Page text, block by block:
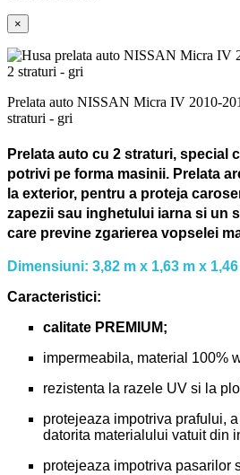
×
Prelata auto NISSAN Micra IV 2010-
straturi - gri
Prelata auto cu 2 straturi, special
potrivi pe forma masinii. Prelata
la exterior, pentru a proteja
zapezii sau inghetului iarna si un
care previne zgarierea vopselei
Dimensiuni: 3,82 m x 1,63 m x
Caracteristici:
calitate PREMIUM;
impermeabila, material 100%
rezistenta la razele UV si la
protejeaza impotriva prafului,
datorita materialului vatuit din
protejeaza impotriva pasarilor